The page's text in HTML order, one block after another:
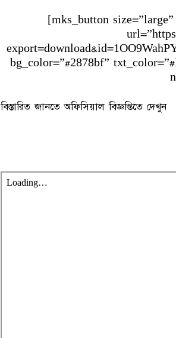
[mks_button
bg_color=”#2878bf”
বিস্তারিত জানতে অফিসিয়াল বিজ্ঞপ্তিতে দেখুন